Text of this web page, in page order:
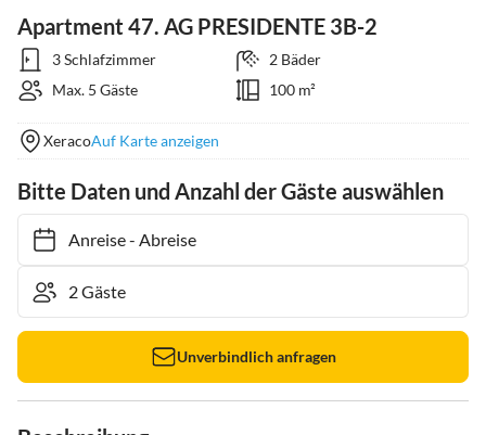
Apartment 47. AG PRESIDENTE 3B-2
3 Schlafzimmer
2 Bäder
Max. 5 Gäste
100 m²
XeracoAuf Karte anzeigen
Bitte Daten und Anzahl der Gäste auswählen
Anreise- Abreise
Unverbindlich anfragen